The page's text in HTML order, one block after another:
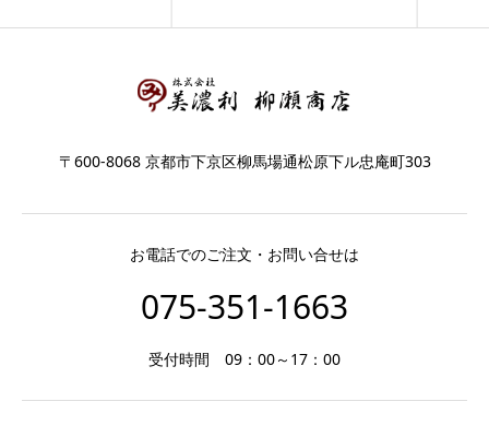
〒600-8068 京都市下京区柳馬場通松原下ル忠庵町303
お電話でのご注文・お問い合せは
075-351-1663
受付時間 09：00～17：00